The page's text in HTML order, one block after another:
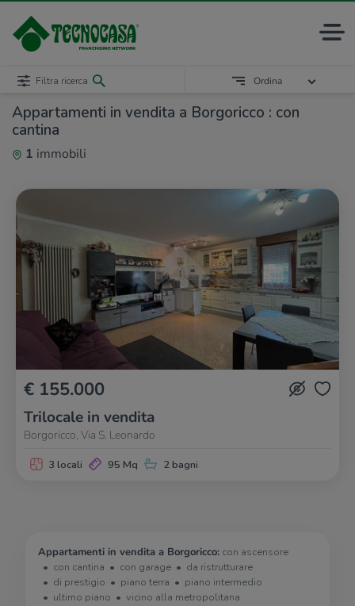
Appartamenti in vendita a Borgoricco : con
cantina
1 immobili
Filtra ricerca Ordina
€ 155.000
Trilocale in vendita
Borgoricco, Via S. Leonardo
3 locali 95 Mq 2 bagni
Appartamenti in vendita a Borgoricco: con ascensore
con cantina
con garage
da ristrutturare
di prestigio
piano terra
piano intermedio
ultimo piano
vicino alla metropolitana